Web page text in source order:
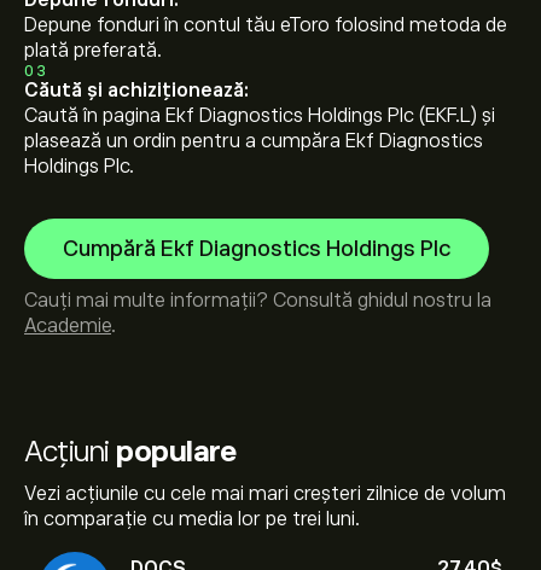
Acțiuni populare
Vezi acțiunile cu cele mai mari creșteri zilnice de volum
în comparație cu media lor pe trei luni.
Depune fonduri în contul tău eToro folosind metoda de
plată preferată.
03
Căută și achiziționează:
Caută în pagina Ekf Diagnostics Holdings Plc (EKF.L) și
plasează un ordin pentru a cumpăra Ekf Diagnostics
Holdings Plc.
Cumpără Ekf Diagnostics Holdings Plc
Cauți mai multe informații? Consultă ghidul nostru la
Academie.